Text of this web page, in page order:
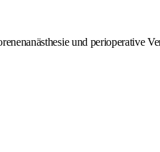
und perioperative